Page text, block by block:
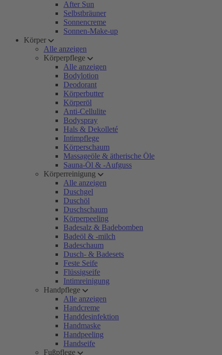
After Sun
Selbstbräuner
Sonnencreme
Sonnen-Make-up
Körper
Alle anzeigen
Körperpflege
Alle anzeigen
Bodylotion
Deodorant
Körperbutter
Körperöl
Anti-Cellulite
Bodyspray
Hals & Dekolleté
Intimpflege
Körperschaum
Massageöle & ätherische Öle
Sauna-Öl & -Aufguss
Körperreinigung
Alle anzeigen
Duschgel
Duschöl
Duschschaum
Körperpeeling
Badesalz & Badebomben
Badeöl & -milch
Badeschaum
Dusch- & Badesets
Feste Seife
Flüssigseife
Intimreinigung
Handpflege
Alle anzeigen
Handcreme
Handdesinfektion
Handmaske
Handpeeling
Handseife
Fußpflege